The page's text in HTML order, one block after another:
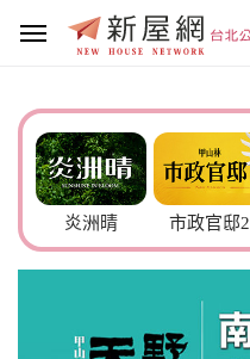
炎洲晴 市政官邸2